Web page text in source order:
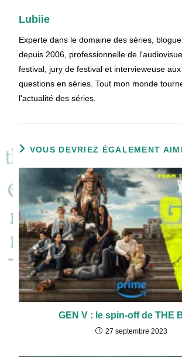
Lubiie
Experte dans le domaine des séries,
depuis 2006, professionnelle de
festival, jury de festival et intervieweuse
questions en séries. Tout mon monde
l'actualité des séries.
VOUS DEVRIEZ ÉGALEMENT
GEN V : le spin-off de THE
27 septembre 2023